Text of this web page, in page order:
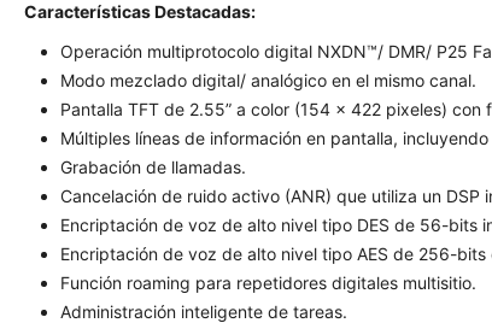
Características Destacadas:
Operación multiprotocolo digital NXDN™/ DMR/ P25
Modo mezclado digital/ analógico en el mismo canal.
Pantalla TFT de 2.55” a color (154 x 422 pixeles) con
Múltiples líneas de información en pantalla,
Grabación de llamadas.
Cancelación de ruido activo (ANR) que utiliza un DSP
Encriptación de voz de alto nivel tipo DES de 56-bits
Encriptación de voz de alto nivel tipo AES de 256-bits
Función roaming para repetidores digitales multisitio.
Administración inteligente de tareas.